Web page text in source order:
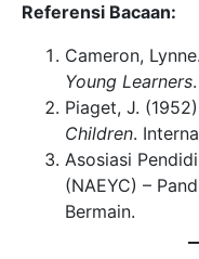
Referensi Bacaan:
Cameron,
Young Learners
Piaget, J.
Children.
Asosiasi
(NAEYC) –
Bermain.